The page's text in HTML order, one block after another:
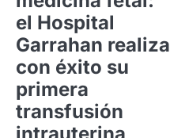
el Hospital
Garrahan realiza
con éxito su
primera
transfusión